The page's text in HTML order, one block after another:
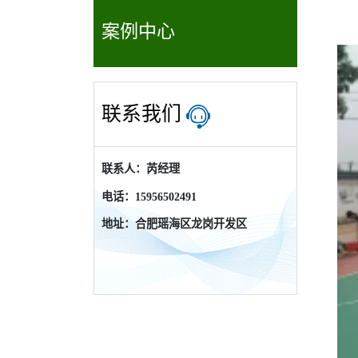
案例中心
联系我们
联系人：芮经理
电话：15956502491
地址：合肥瑶海区龙岗开发区